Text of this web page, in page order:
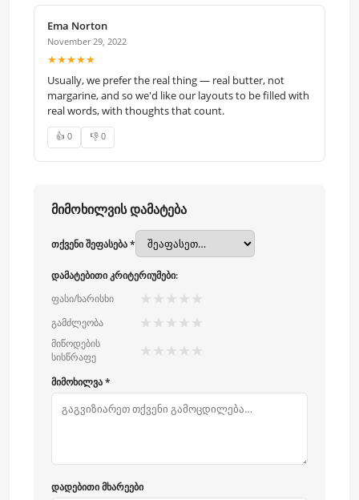
Ema Norton
November 29, 2022
★★★★★
Usually, we prefer the real thing — real butter, not
margarine, and so we'd like our layouts to be filled with
real words, with thoughts that count.
👍 0 👎 0
მიმოხილვის დამატება
თქვენი შეფასება *
დამატებითი კრიტერიუმები:
ფასი/ხარისხი
★ ★ ★ ★ ★
გამძლეობა ★ ★ ★ ★ ★
მიწოდების
სისწრაფე
★ ★ ★ ★ ★
მიმოხილვა *
დადებითი მხარეები